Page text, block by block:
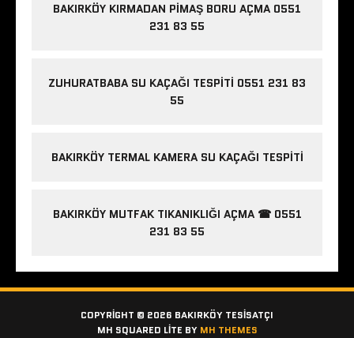
BAKIRKÖY KIRMADAN PIMAŞ BORU AÇMA 0551
231 83 55
ZUHURATBABA SU KAÇAĞI TESPITI 0551 231 83
55
BAKIRKÖY TERMAL KAMERA SU KAÇAĞI TESPITI
BAKIRKÖY MUTFAK TIKANIKLIĞI AÇMA ☎ 0551
231 83 55
COPYRIGHT © 2026 BAKIRKÖY TESISATÇI
MH SQUARED LITE BY MH THEMES